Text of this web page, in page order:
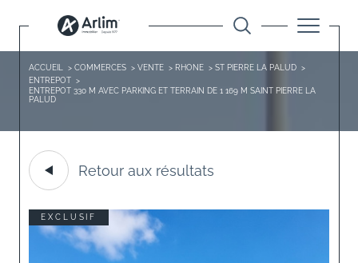
ACCUEIL COMMERCES VENTE RHONE
ST PIERRE LA PALUD
ENTREPOT
ENTREPOT 330 M AVEC PARKING ET TERRAIN DE 1 169 M SAINT PIERRE LA
PALUD
Retour aux résultats
EXCLUSIF